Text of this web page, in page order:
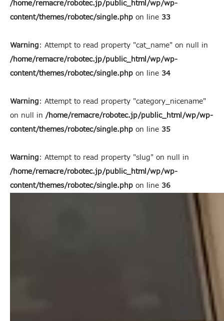
/home/remacre/robotec.jp/public_html/wp/wp-
content/themes/robotec/single.php on line 33
Warning: Attempt to read property "cat_name" on null in
/home/remacre/robotec.jp/public_html/wp/wp-
content/themes/robotec/single.php on line 34
Warning: Attempt to read property "category_nicename"
on null in /home/remacre/robotec.jp/public_html/wp/wp-
content/themes/robotec/single.php on line 35
Warning: Attempt to read property "slug" on null in
/home/remacre/robotec.jp/public_html/wp/wp-
content/themes/robotec/single.php on line 36